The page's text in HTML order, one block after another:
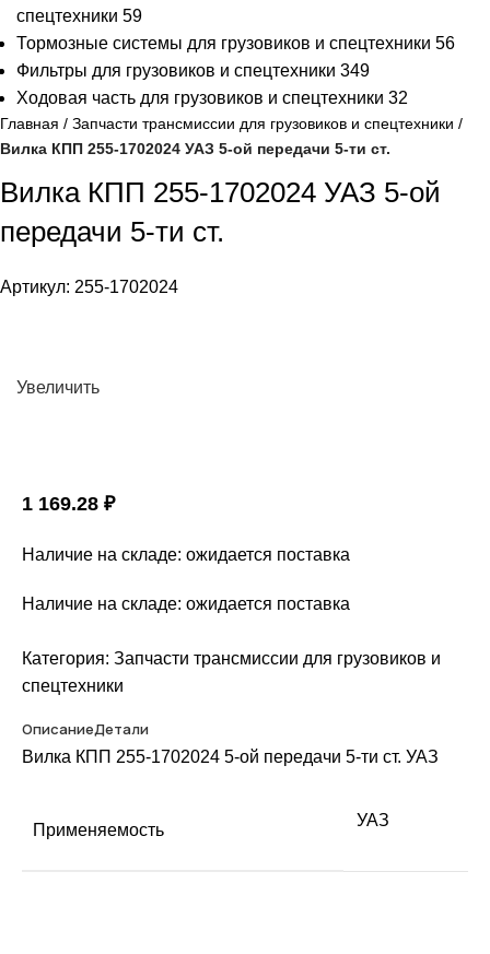
спецтехники 59
Тормозные системы для грузовиков и спецтехники 56
Фильтры для грузовиков и спецтехники 349
Ходовая часть для грузовиков и спецтехники 32
Главная
Запчасти трансмиссии для грузовиков и спецтехники
Вилка КПП 255-1702024 УАЗ 5-ой передачи 5-ти ст.
Вилка КПП 255-1702024 УАЗ 5-ой
передачи 5-ти ст.
Артикул: 255-1702024
Увеличить
1 169.28 ₽
Наличие на складе: ожидается поставка
Наличие на складе: ожидается поставка
Категория: Запчасти трансмиссии для грузовиков и
спецтехники
ОписаниеДетали
Вилка КПП 255-1702024 5-ой передачи 5-ти ст. УАЗ
Применяемость
УАЗ